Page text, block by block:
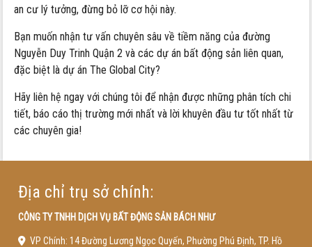
an cư lý tưởng, đừng bỏ lỡ cơ hội này.
Bạn muốn nhận tư vấn chuyên sâu về tiềm năng của đường
Nguyễn Duy Trinh Quận 2 và các dự án bất động sản liên quan,
đặc biệt là dự án The Global City?
Hãy liên hệ ngay với chúng tôi để nhận được những phân tích chi
tiết, báo cáo thị trường mới nhất và lời khuyên đầu tư tốt nhất từ
các chuyên gia!
Địa chỉ trụ sở chính:
CÔNG TY TNHH DỊCH VỤ BẤT ĐỘNG SẢN BÁCH NHƯ
VP Chính: 14 Đường Lương Ngọc Quyến, Phường Phú Định, TP. Hồ